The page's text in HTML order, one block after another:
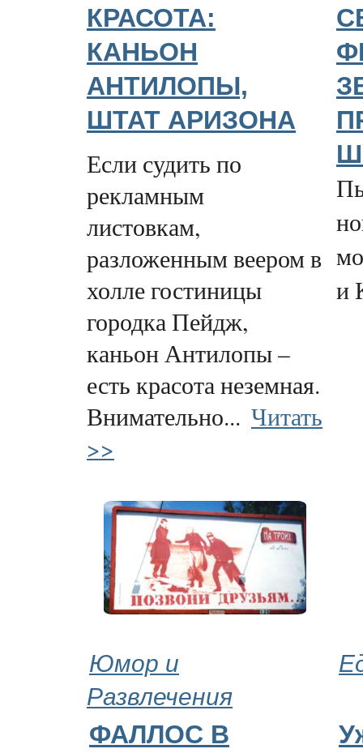
КРАСОТА:
КАНЬОН
АНТИЛОПЫ,
ШТАТ АРИЗОНА
Если судить по
рекламным
листовкам,
разложенным веером в
холле гостиницы
городка Пейдж,
каньон Антилопы –
есть красота неземная.
Внимательно... Читать
>>
и
Юмор и
Развлечения
ФАЛЛОС В